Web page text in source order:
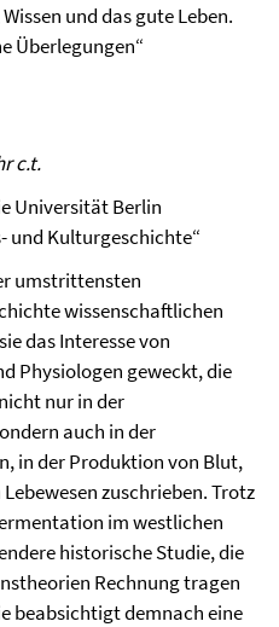
und das gute Leben.
Überlegungen“
c.t.
Universität Berlin
und Kulturgeschichte“
umstrittensten
wissenschaftlichen
das Interesse von
Physiologen geweckt, die
nur in der
auch in der
in der Produktion von Blut,
zuschrieben. Trotz
im westlichen
historische Studie, die
Rechnung tragen
beabsichtigt demnach eine